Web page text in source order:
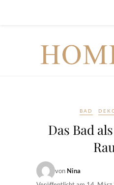
BAD
Das Bad
von Nina